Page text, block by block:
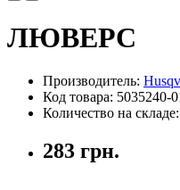
ЛЮВЕРС
Производитель:
Код товара: 5035240-
Количество на
283 грн.